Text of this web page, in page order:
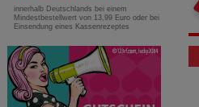
innerhalb Deutschlands bei einem
Mindestbestellwert von 13,99 Euro oder bei
Einsendung eines Kassenrezeptes